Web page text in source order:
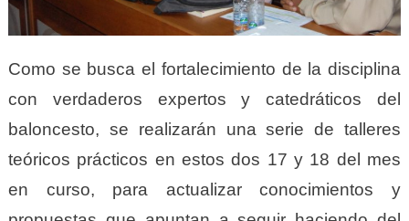
Como se busca el fortalecimiento de la disciplina
con verdaderos expertos y catedráticos del
baloncesto, se realizarán una serie de talleres
teóricos prácticos en estos dos 17 y 18 del mes
en curso, para actualizar conocimientos y